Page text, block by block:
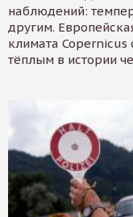
наблюдений:
другим.
климата Copernicus
тёплым в истории